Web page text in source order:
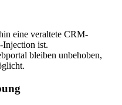
eine veraltete CRM-
ist.
bleiben unbehoben,